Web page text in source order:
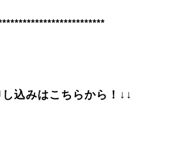
し込みはこちらから！↓↓